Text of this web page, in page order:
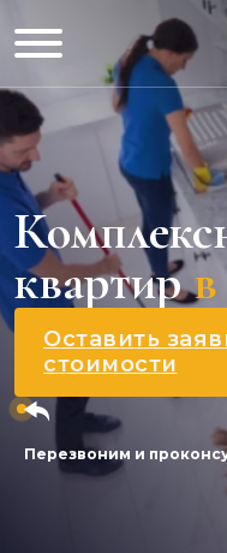
квартир
Оставить
стоимости
Перезвоним и